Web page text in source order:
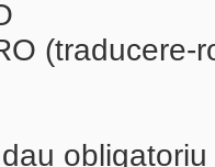
(traducere-